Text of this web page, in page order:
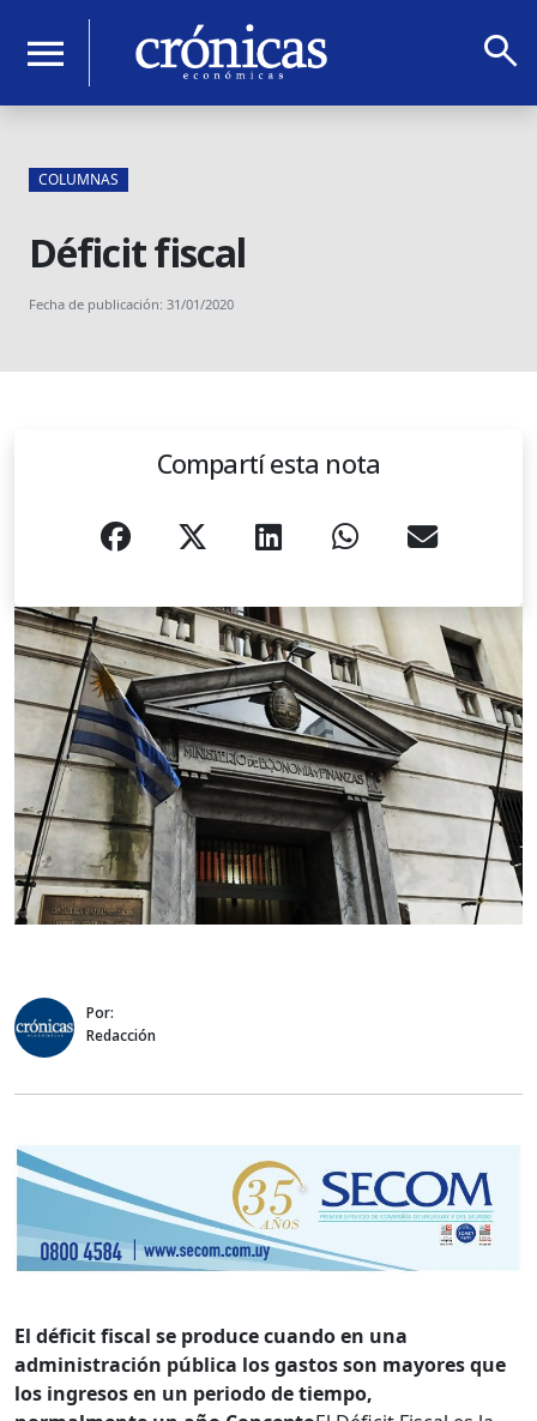
menu search
COLUMNAS
Déficit fiscal
Fecha de publicación: 31/01/2020
Compartí esta nota
Por:
Redacción
El déficit fiscal se produce cuando en una
administración pública los gastos son mayores que
los ingresos en un periodo de tiempo,